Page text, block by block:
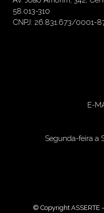
58.013-310
CNPJ: 26.831.673/0001-
E-
Segunda-feira a
© Copyright ASSERTE